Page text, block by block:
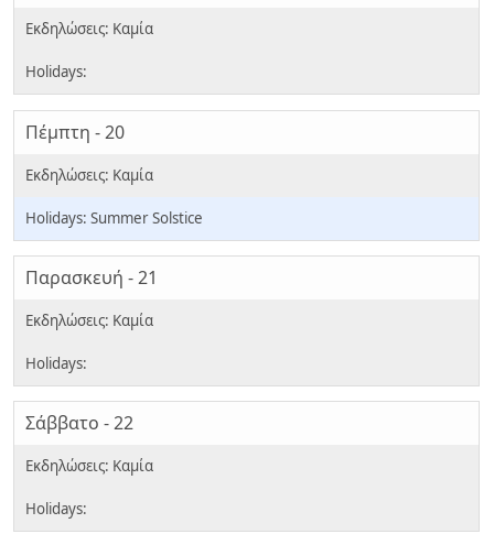
Πέμπτη - 20
Summer Solstice
Παρασκευή - 21
Σάββατο - 22